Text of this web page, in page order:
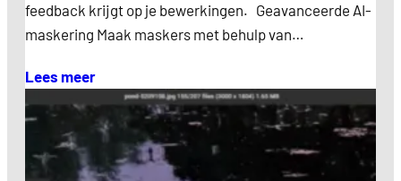
feedback krijgt op je bewerkingen. Geavanceerde AI-
maskering Maak maskers met behulp van…
Lees meer